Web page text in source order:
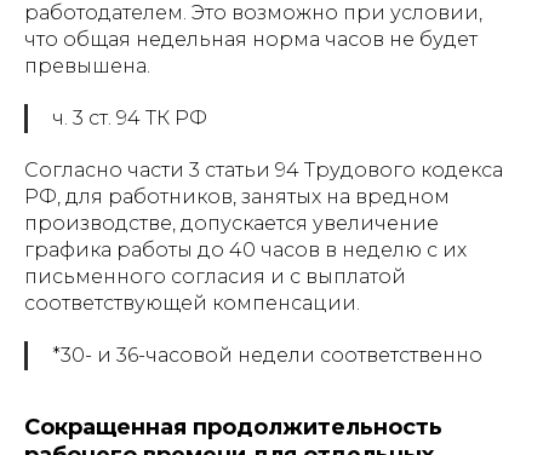
работодателем. Это возможно при условии,
что общая недельная норма часов не будет
превышена.
ч. 3 ст. 94 ТК РФ
Согласно части 3 статьи 94 Трудового кодекса
РФ, для работников, занятых на вредном
производстве, допускается увеличение
графика работы до 40 часов в неделю с их
письменного согласия и с выплатой
соответствующей компенсации.
*30- и 36-часовой недели соответственно
Сокращенная продолжительность